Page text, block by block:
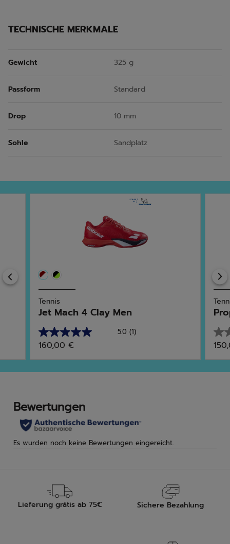
TECHNISCHE MERKMALE
Gewicht 325 g
Passform Standard
Drop 10 mm
Sohle Sandplatz
Previous
Tennis
Jet Mach 4 Clay Men
5.0 (1)
5.0
von
5
Sternen.
Bewertung
160,00 €
0.0
von
5
Lieferung grátis ab 75€ Sichere Bezahlung